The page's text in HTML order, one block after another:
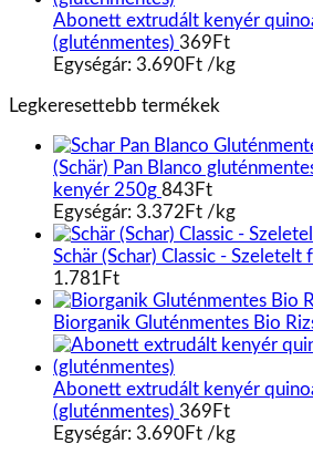
Abonett extrudált kenyér
(gluténmentes) 369 Ft
Egységár: 3.690Ft /kg
Legkeresettebb termékek
(Schär) Pan Blanco
kenyér 250g 843 Ft
Egységár: 3.372 Ft /kg
Schär (Schar) Classic -
1.781 Ft
Biorganik Gluténmentes Bio
Abonett extrudált kenyér
(gluténmentes) 369 Ft
Egységár: 3.690Ft /kg